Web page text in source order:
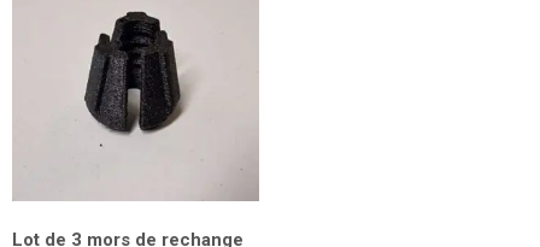
Les
options
peuvent
être
Lot de 3 mors de rechange